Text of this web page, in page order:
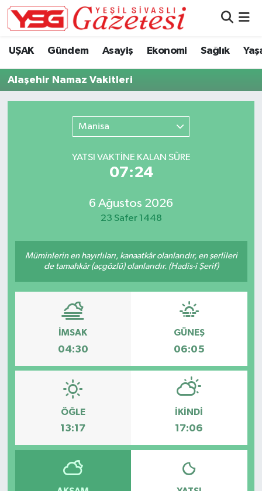
UŞAK Gündem Asayiş Ekonomi Sağlık
Alaşehir Namaz Vakitleri
Manisa
YATSI VAKTİNE KALAN SÜRE
07:23
6 Ağustos 2026
23 Safer 1448
Müminlerin en hayırlıları, kanaatkâr olanlarıdır, en şerlileri
de tamahkâr (açgözlü) olanlarıdır. (Hadis-i Şerif)
İMSAK
04:30
GÜNEŞ
06:05
ÖĞLE
13:17
İKINDI
17:06
Hava Durumu
Namaz Vakitleri
Süper Lig Puan Durumu ve Fikstür
Son Dakika Haberleri
Haber Arşivi